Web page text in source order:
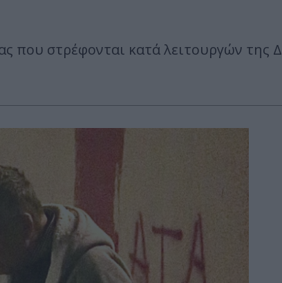
που στρέφονται κατά λειτουργών της